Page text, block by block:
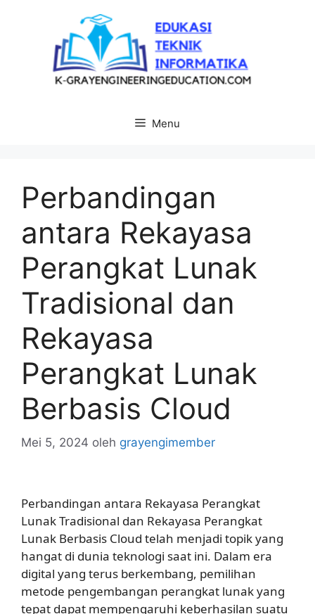
Menu
Perbandingan
antara Rekayasa
Perangkat Lunak
Tradisional dan
Rekayasa
Perangkat Lunak
Berbasis Cloud
Mei 5, 2024 oleh grayengimember
Perbandingan antara Rekayasa Perangkat
Lunak Tradisional dan Rekayasa Perangkat
Lunak Berbasis Cloud telah menjadi topik yang
hangat di dunia teknologi saat ini. Dalam era
digital yang terus berkembang, pemilihan
metode pengembangan perangkat lunak yang
tepat dapat mempengaruhi keberhasilan suatu